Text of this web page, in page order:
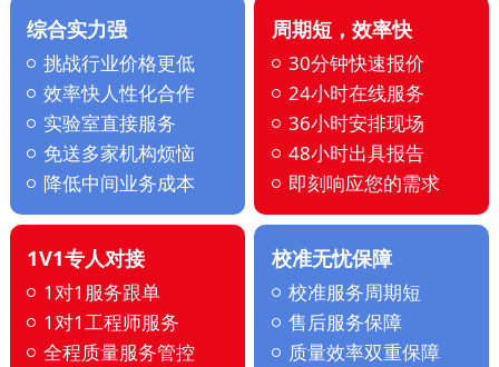
综合实力强
挑战行业价格更低
效率快人性化合作
实验室直接服务
免送多家机构烦恼
降低中间业务成本
周期短，效率快
30分钟快速报价
24小时在线服务
36小时安排现场
48小时出具报告
即刻响应您的需求
1V1专人对接
1对1服务跟单
1对1工程师服务
全程质量服务管控
校准无忧保障
校准服务周期短
售后服务保障
质量效率双重保障